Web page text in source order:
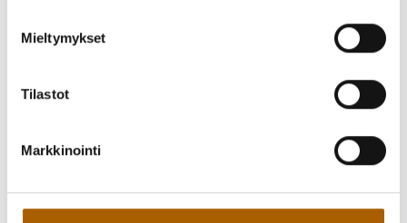
Mieltymykset
Tilastot
Markkinointi
Osallistujien kesken arvonta.
Järjestää Kirkonkylän kylätoimikunta sekä Kotiseutu- ja
museoyhdistys.
saa tulla omaan tahtiin klo 12–15.00 välillä.
Ilmoitus tapahtumasta (pdf, 206kt)